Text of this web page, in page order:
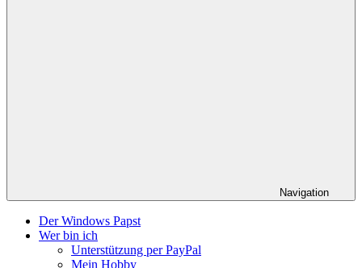
Navigation
Der Windows Papst
Wer bin ich
Unterstützung per PayPal
Mein Hobby